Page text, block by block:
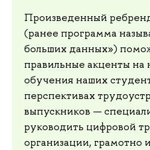
Произведенный
(ранее программа
больших данных»)
правильные акценты на
обучения наших
перспективах
выпускников —
руководить цифровой
организации, грамотно